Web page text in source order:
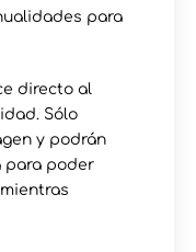
para
directo al
Sólo
y podrán
para poder